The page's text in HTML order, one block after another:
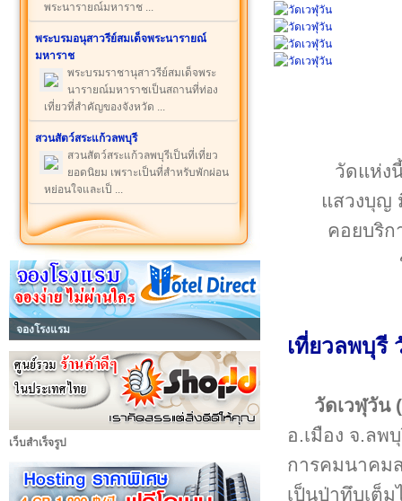
พระนารายณ์มหาราช ...
พระบรมอนุสาวรีย์สมเด็จพระนารายณ์
มหาราช
พระบรมราชานุสาวรีย์สมเด็จพระ
นารายณ์มหาราชเป็นสถานที่ท่อง
เที่ยวที่สำคัญของจังหวัด ...
สวนสัตว์สระแก้วลพบุรี
สวนสัตว์สระแก้วลพบุรีเป็นที่เที่ยว
ยอดนิยม เพราะเป็นที่สำหรับพักผ่อน
หย่อนใจและเป็ ...
จองโรงแรม
เว็บสำเร็จรูป
วัดแห่ง
แสวงบุญ
คอยบริก
เที่ยวลพบุรี
วัดเวฬุวัน
อ.เมือง จ.ลพ
การคมนาคม
เป็นป่าทึบเต็